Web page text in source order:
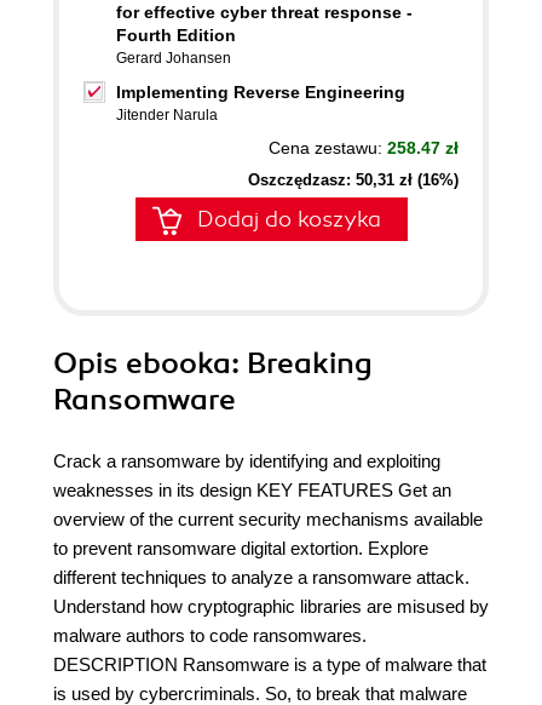
for effective cyber threat response -
Fourth Edition
Gerard Johansen
Implementing Reverse Engineering
Jitender Narula
Cena zestawu: 258.47 zł
Oszczędzasz: 50,31 zł (16%)
Dodaj do koszyka
Opis ebooka: Breaking
Ransomware
Crack a ransomware by identifying and exploiting
weaknesses in its design KEY FEATURES Get an
overview of the current security mechanisms available
to prevent ransomware digital extortion. Explore
different techniques to analyze a ransomware attack.
Understand how cryptographic libraries are misused by
malware authors to code ransomwares.
DESCRIPTION Ransomware is a type of malware that
is used by cybercriminals. So, to break that malware